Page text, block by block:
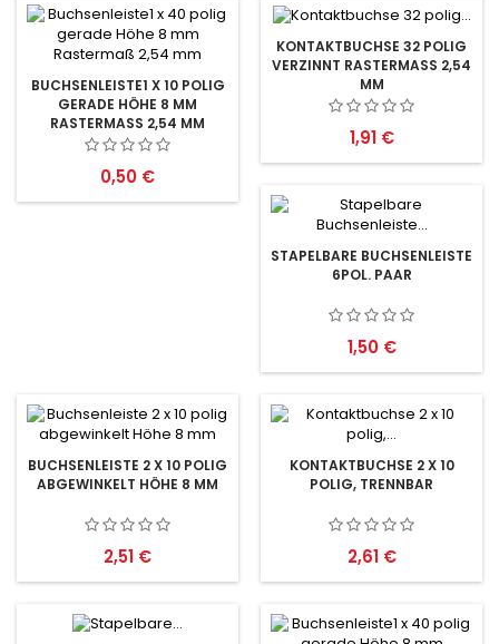
BUCHSENLEISTE1 X 10 POLIG
GERADE HÖHE 8 MM
RASTERMASS 2,54 MM
Preis
0,50 €
KONTAKTBUCHSE 32 POLIG
VERZINNT RASTERMASS 2,54 M
M
Preis
1,91 €
STAPELBARE BUCHSENLEISTE
6POL. PAAR
Preis
1,50 €
BUCHSENLEISTE 2 X 10 POLIG
ABGEWINKELT HÖHE 8 MM
Preis
2,51 €
KONTAKTBUCHSE 2 X 10
POLIG, TRENNBAR
Preis
2,61 €